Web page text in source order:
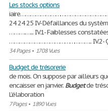
Les stocks options
24 24 25 IV- Défaillances du
……….…... IV.1- Faiblesses
………………………………………….. IV.2-
34 Pages• 1708 Vues
Budget de trésorerie
de mois. On suppose par ailleurs
encaisser en janvier. Budgetde
L'élaboration
7 Pages• 1890 Vues